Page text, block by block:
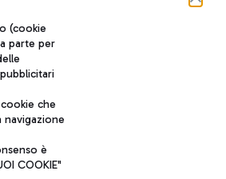
INNOVAZIONE
(cookie
parte per
che
navigazione
è
COOKIE"